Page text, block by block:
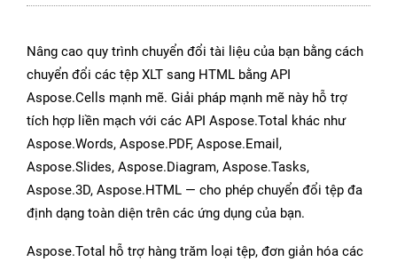
Nâng cao quy trình chuyển đổi tài liệu của bạn bằng cách
chuyển đổi các tệp XLT sang HTML bằng API
Aspose.Cells mạnh mẽ. Giải pháp mạnh mẽ này hỗ trợ
tích hợp liền mạch với các API Aspose.Total khác như
Aspose.Words, Aspose.PDF, Aspose.Email,
Aspose.Slides, Aspose.Diagram, Aspose.Tasks,
Aspose.3D, Aspose.HTML — cho phép chuyển đổi tệp đa
định dạng toàn diện trên các ứng dụng của bạn.
Aspose.Total hỗ trợ hàng trăm loại tệp, đơn giản hóa các